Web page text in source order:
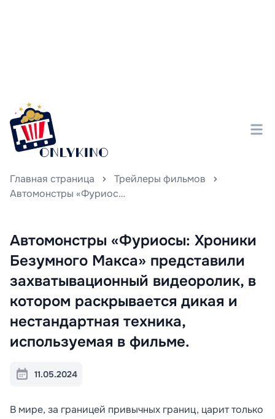
Главная страница
Трейлеры фильмов
Автомонстры «Фуриосы: Хроники Безумного Макса» представили захватывационный видеоролик, в котором раскрывается дикая и нестандартная техника, используемая в фильме.
Автомонстры «Фуриосы: Хроники
Безумного Макса» представили
захватывационный видеоролик, в
котором раскрывается дикая и
нестандартная техника,
используемая в фильме.
11.05.2024
В мире, за границей привычных границ, царит только